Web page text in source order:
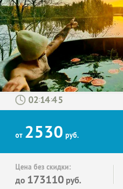
: :
от 2530 руб.
Цена без скидки:
до 173110 руб.